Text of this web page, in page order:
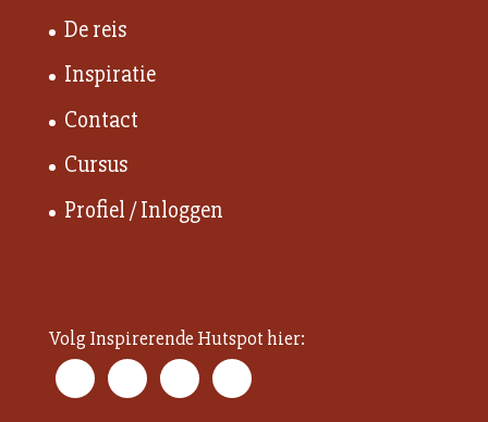
De reis
Inspiratie
Contact
Cursus
Profiel / Inloggen
Volg Inspirerende Hutspot hier: